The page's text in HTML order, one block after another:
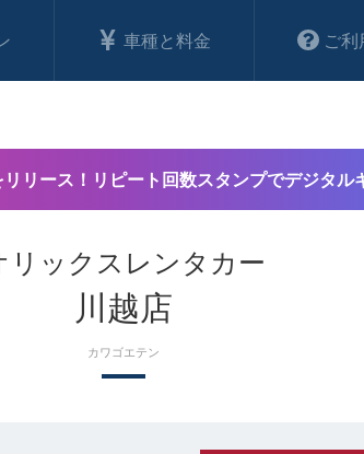
車種と料金 ご利
リース！リピート回数スタンプでデジタル
リックスレンタカー
川越店
カワゴエテン